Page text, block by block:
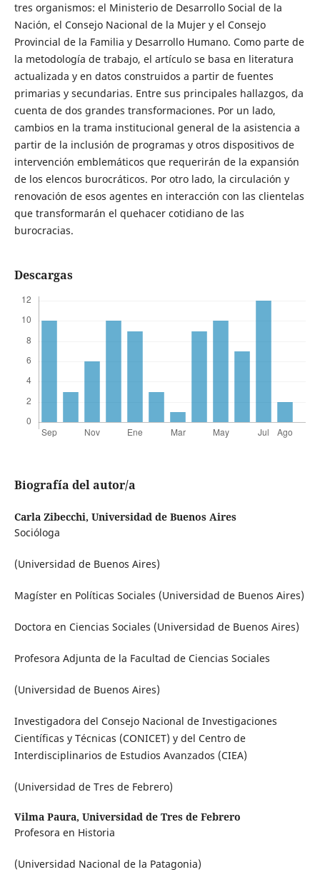
tres organismos: el Ministerio de Desarrollo Social de la
Nación, el Consejo Nacional de la Mujer y el Consejo
Provincial de la Familia y Desarrollo Humano. Como parte de
la metodología de trabajo, el artículo se basa en literatura
actualizada y en datos construidos a partir de fuentes
primarias y secundarias. Entre sus principales hallazgos, da
cuenta de dos grandes transformaciones. Por un lado,
cambios en la trama institucional general de la asistencia a
partir de la inclusión de programas y otros dispositivos de
intervención emblemáticos que requerirán de la expansión
de los elencos burocráticos. Por otro lado, la circulación y
renovación de esos agentes en interacción con las clientelas
que transformarán el quehacer cotidiano de las
burocracias.
Descargas
Biografía del autor/a
Carla Zibecchi, Universidad de Buenos Aires
Socióloga
(Universidad de Buenos Aires)
Magíster en Políticas Sociales (Universidad de Buenos Aires)
Doctora en Ciencias Sociales (Universidad de Buenos Aires)
Profesora Adjunta de la Facultad de Ciencias Sociales
(Universidad de Buenos Aires)
Investigadora del Consejo Nacional de Investigaciones
Científicas y Técnicas (CONICET) y del Centro de
Interdisciplinarios de Estudios Avanzados (CIEA)
(Universidad de Tres de Febrero)
Vilma Paura, Universidad de Tres de Febrero
Profesora en Historia
(Universidad Nacional de la Patagonia)